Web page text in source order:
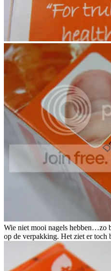
Wie niet mooi nagels hebben…zo
op de verpakking. Het ziet er toch